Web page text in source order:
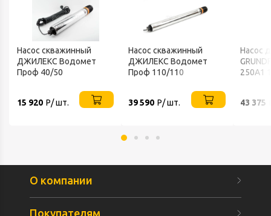
Насос скважинный
ДЖИЛЕКС Водомет
Проф 40/50
15 920 Р/ шт.
Насос скважинный
ДЖИЛЕКС Водомет
Проф 110/110
39 590 Р/ шт.
Насос
250А1
43 375
О компании
Покупателям